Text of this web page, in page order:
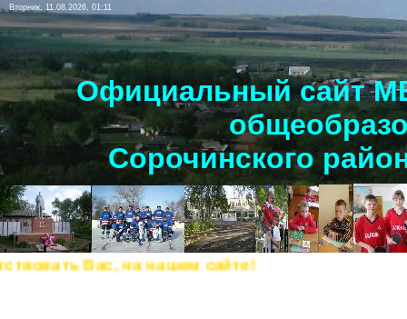
Вторник, 11.08.2026, 01:11
Официальный сайт
Сорочинского
Вас, на нашем сайте!